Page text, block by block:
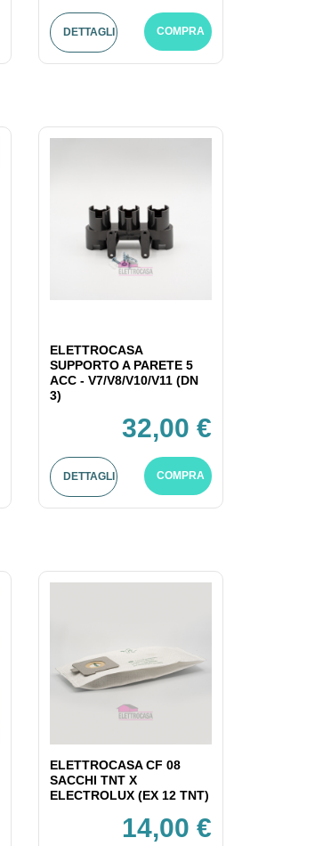
DETTAGLI COMPRA
ELETTROCASA
SUPPORTO A PARETE 5
ACC - V7/V8/V10/V11 (DN
3)
32,00 €
DETTAGLI COMPRA
ELETTROCASA CF 08
SACCHI TNT X
ELECTROLUX (EX 12 TNT)
14,00 €